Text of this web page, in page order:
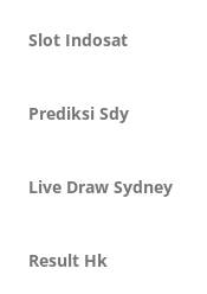
Slot Indosat
Prediksi Sdy
Live Draw Sydney
Result Hk